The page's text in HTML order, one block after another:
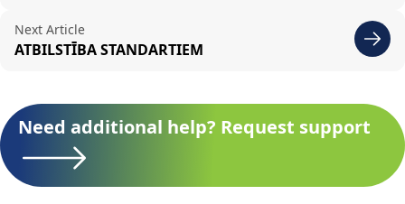
Next Article
ATBILSTĪBA STANDARTIEM
Need additional help? Request support